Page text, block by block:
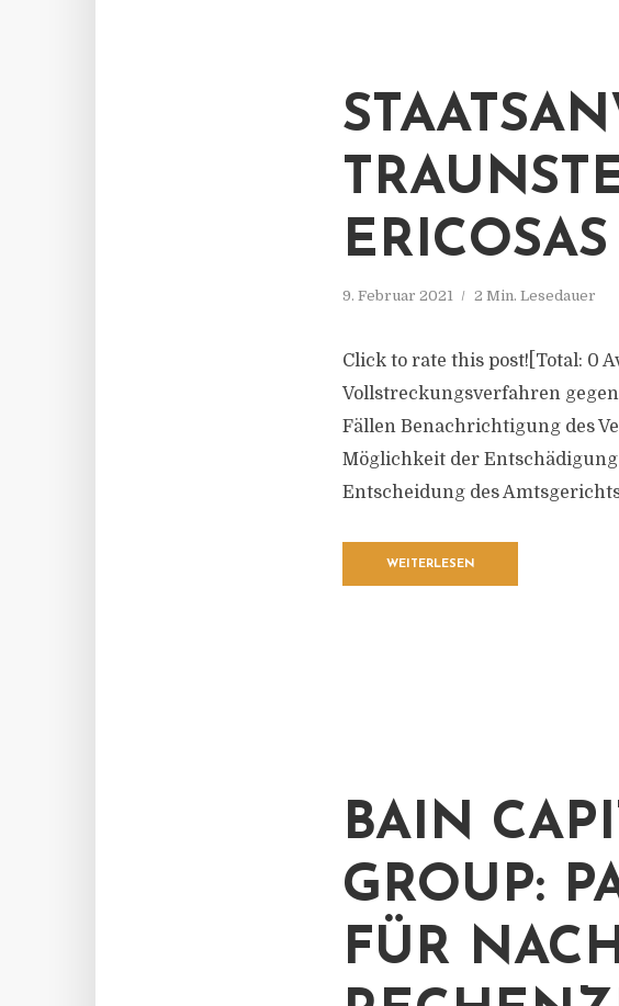
9. Februar 2021 2 Min. Lesedauer
Click to rate this post![Total: 0
Vollstreckungsverfahren
Fällen Benachrichtigung des
Möglichkeit der
Entscheidung des
WEITERLESEN
BAIN
GROUP:
FÜR